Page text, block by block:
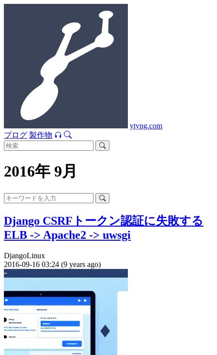
ytyng.com
ブログ 製作物
2016年 9月
Django CSRFトークン認証に失敗する
ELB -> Apache2 -> uwsgi
DjangoLinux
2016-09-16 03:24 (9 years ago)